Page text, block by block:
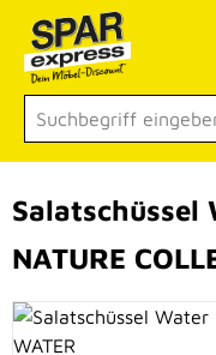
Zum Hauptinhalt springen
Bildergalerie
Salatschüssel
NATURE